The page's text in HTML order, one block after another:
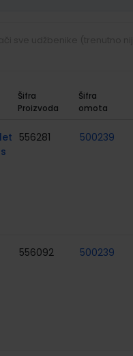
Šifra
Proizvoda
Šifra
omota
556281 500239
556092 500239